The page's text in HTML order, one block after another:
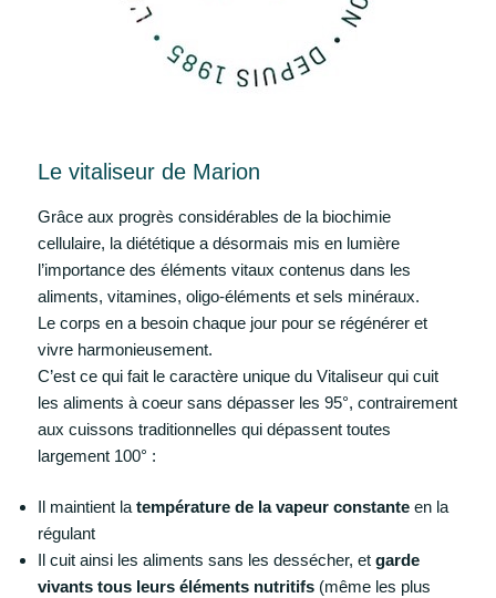
Le vitaliseur de Marion
Grâce aux progrès considérables de la biochimie
cellulaire, la diététique a désormais mis en lumière
l’importance des éléments vitaux contenus dans les
aliments, vitamines, oligo-éléments et sels minéraux.
Le corps en a besoin chaque jour pour se régénérer et
vivre harmonieusement.
C’est ce qui fait le caractère unique du Vitaliseur qui cuit
les aliments à coeur sans dépasser les 95°, contrairement
aux cuissons traditionnelles qui dépassent toutes
largement 100° :
Il maintient la température de la vapeur constante en la
régulant
Il cuit ainsi les aliments sans les dessécher, et garde
vivants tous leurs éléments nutritifs (même les plus